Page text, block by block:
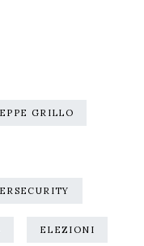
GRILLO
ELEZIONI